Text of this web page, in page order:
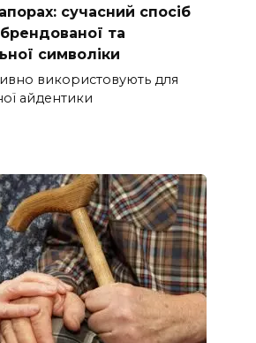
сучасний спосіб
та
символіки
використовують для
айдентики